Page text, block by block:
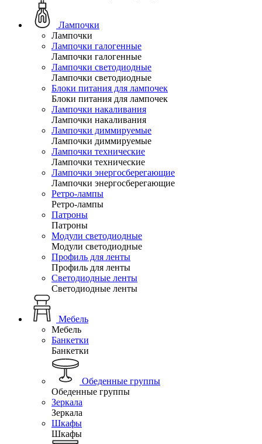
Лампочки
Лампочки
Лампочки галогенные
Лампочки галогенные
Лампочки светодиодные
Лампочки светодиодные
Блоки питания для лампочек
Блоки питания для лампочек
Лампочки накаливания
Лампочки накаливания
Лампочки диммируемые
Лампочки диммируемые
Лампочки технические
Лампочки технические
Лампочки энергосберегающие
Лампочки энергосберегающие
Ретро-лампы
Ретро-лампы
Патроны
Патроны
Модули светодиодные
Модули светодиодные
Профиль для ленты
Профиль для ленты
Светодиодные ленты
Светодиодные ленты
Мебель
Мебель
Банкетки
Банкетки
Обеденные группы
Обеденные группы
Зеркала
Зеркала
Шкафы
Шкафы